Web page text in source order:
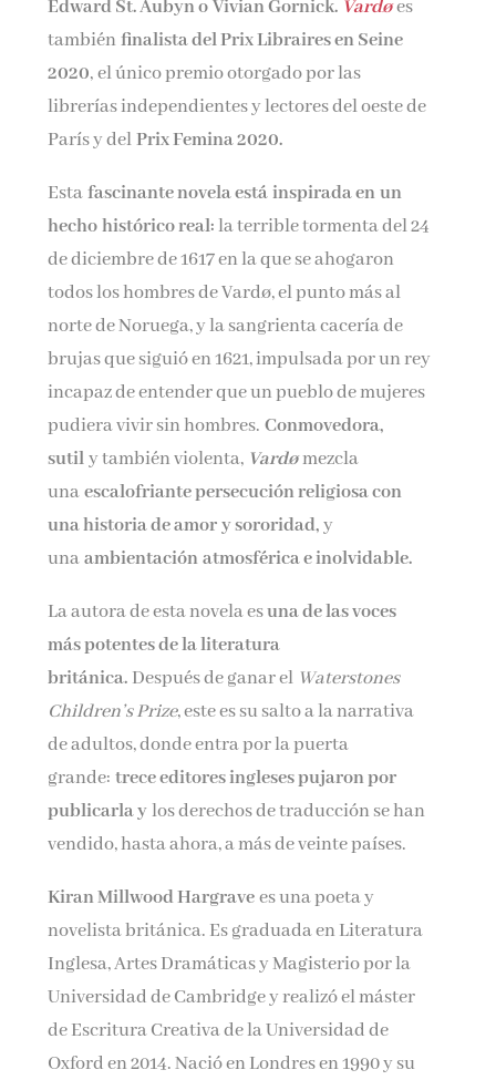
Edward St. Aubyn o Vivian Gornick. Vardøes
tambiénfinalista del Prix Libraires en Seine
2020, el único premio otorgado por las
librerías independientes y lectores del oeste de
París y delPrix Femina 2020.
Estafascinante novela está inspirada en un
hecho histórico real:la terrible tormenta del 24
de diciembre de 1617 en la que se ahogaron
todos los hombres de Vardø, el punto más al
norte de Noruega, y la sangrienta cacería de
brujas que siguió en 1621, impulsada por un rey
incapaz de entender que un pueblo de mujeres
pudiera vivir sin hombres.Conmovedora,
sutily también violenta, Vardømezcla
unaescalofriante persecución religiosa con
una historia de amor y sororidad,y
unaambientación atmosférica e inolvidable.
La autora de esta novela esuna de las voces
más potentes de la literatura
británica. Después de ganar el Waterstones
Children’s Prize, este es su salto a la narrativa
de adultos, donde entra por la puerta
grande:trece editores ingleses pujaron por
publicarla y los derechos de traducción se han
vendido, hasta ahora, a más de veinte países.
Kiran Millwood Hargravees una poeta y
novelista británica. Es graduada en Literatura
Inglesa, Artes Dramáticas y Magisterio por la
Universidad de Cambridge y realizó el máster
de Escritura Creativa de la Universidad de
Oxford en 2014. Nació en Londres en 1990 y su